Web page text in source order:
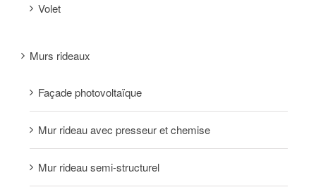
Volet
Murs rideaux
Façade photovoltaïque
Mur rideau avec presseur et chemise
Mur rideau semi-structurel